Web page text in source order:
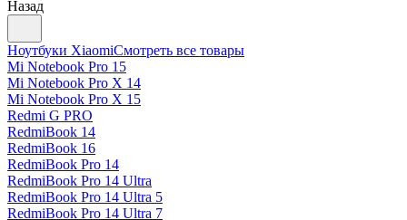
Назад
Ноутбуки XiaomiСмотреть все товары
Mi Notebook Pro 15
Mi Notebook Pro X 14
Mi Notebook Pro X 15
Redmi G PRO
RedmiBook 14
RedmiBook 16
RedmiBook Pro 14
RedmiBook Pro 14 Ultra
RedmiBook Pro 14 Ultra 5
RedmiBook Pro 14 Ultra 7